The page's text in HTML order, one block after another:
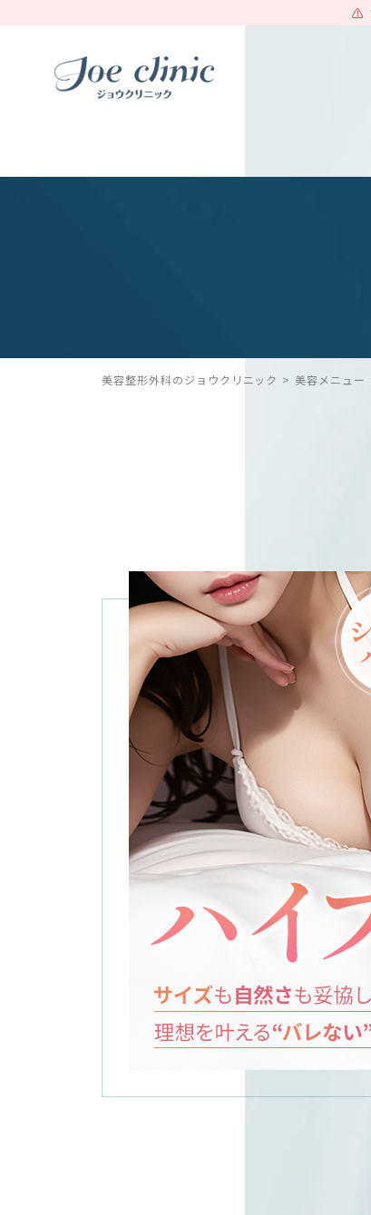
美容整形外科のジョウクリニック 美容メニュー